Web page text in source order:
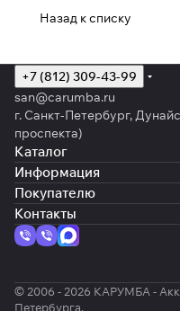
Назад к списку
+7 (812) 309-43-99
san@carumba.ru
г. Санкт-Петербург,
проспекта)
Каталог
Информация
Покупателю
Контакты
© 2006 - 2026 КАРУМБА -
Петербурга.